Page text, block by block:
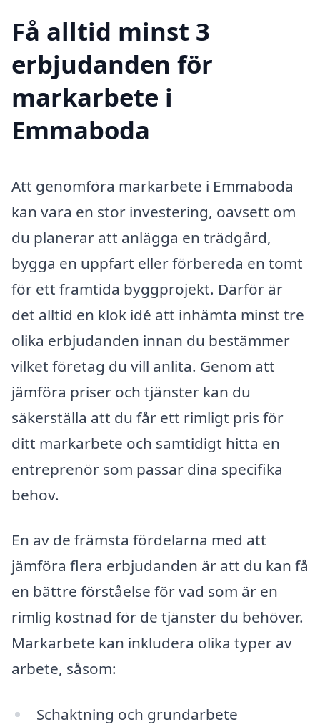
Få alltid minst 3
erbjudanden för
markarbete i
Emmaboda
Att genomföra markarbete i Emmaboda
kan vara en stor investering, oavsett om
du planerar att anlägga en trädgård,
bygga en uppfart eller förbereda en tomt
för ett framtida byggprojekt. Därför är
det alltid en klok idé att inhämta minst tre
olika erbjudanden innan du bestämmer
vilket företag du vill anlita. Genom att
jämföra priser och tjänster kan du
säkerställa att du får ett rimligt pris för
ditt markarbete och samtidigt hitta en
entreprenör som passar dina specifika
behov.
En av de främsta fördelarna med att
jämföra flera erbjudanden är att du kan få
en bättre förståelse för vad som är en
rimlig kostnad för de tjänster du behöver.
Markarbete kan inkludera olika typer av
arbete, såsom:
Schaktning och grundarbete